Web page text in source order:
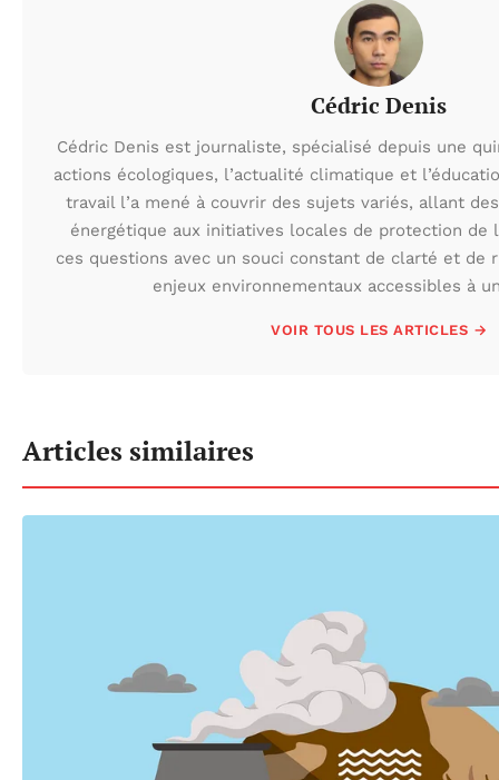
Cédric Denis
Cédric Denis est journaliste, spécialisé depuis une
actions écologiques, l’actualité climatique et
travail l’a mené à couvrir des sujets variés, allant
énergétique aux initiatives locales de protection de
ces questions avec un souci constant de clarté et de
enjeux environnementaux accessibles à
VOIR TOUS LES ARTICLES →
Articles similaires